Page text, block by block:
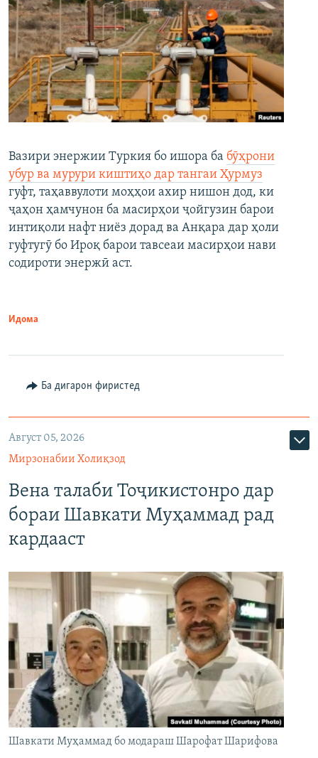
Вазири энержии Туркия бо ишора ба бӯҳрони
убур ва мурури киштиҳо дар тангаи Ҳурмуз
гуфт, таҳаввулоти моҳҳои ахир нишон дод, ки
ҷаҳон ҳамчунон ба масирҳои ҷойгузин барои
интиқоли нафт ниёз дорад ва Анқара дар ҳоли
гуфтугӯ бо Ироқ барои тавсеаи масирҳои нави
содироти энержӣ аст.
Идома
Ба дигарон фиристед
Август 05, 2026
Мирзонабии Холиқзод
Вена талаби Тоҷикистонро дар
бораи Шавкати Муҳаммад рад
кардааст
Шавкати Муҳаммад бо модараш Шарофат Шарифова